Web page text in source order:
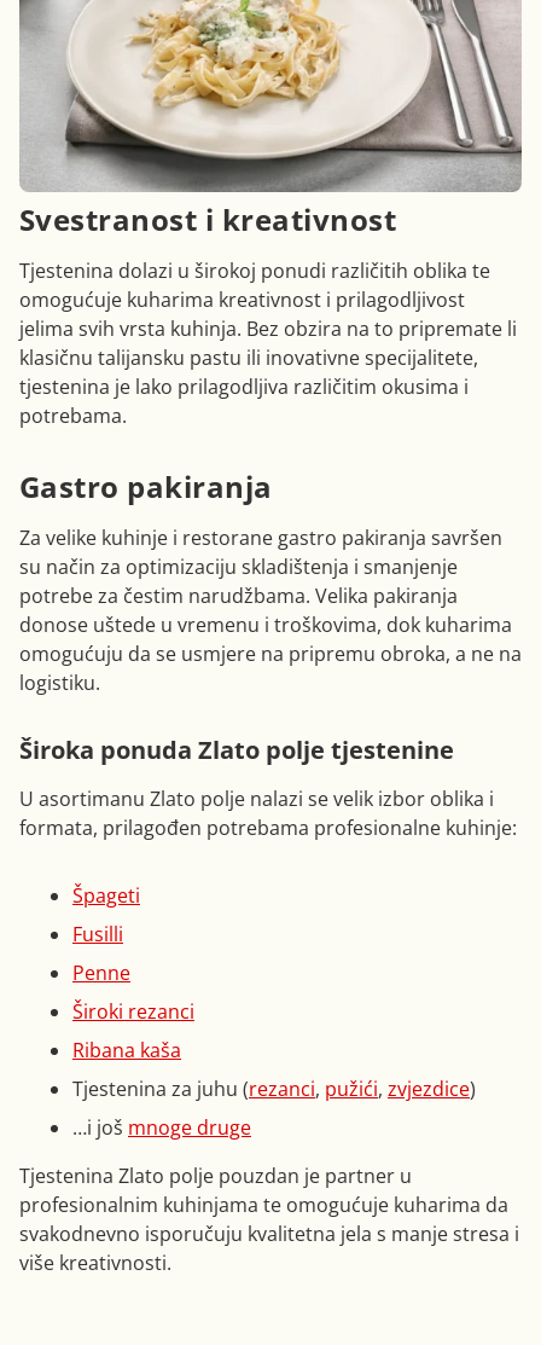
Svestranost i kreativnost
Tjestenina dolazi u širokoj ponudi različitih oblika te
omogućuje kuharima kreativnost i prilagodljivost
jelima svih vrsta kuhinja. Bez obzira na to pripremate li
klasičnu talijansku pastu ili inovativne specijalitete,
tjestenina je lako prilagodljiva različitim okusima i
potrebama.
Gastro pakiranja
Za velike kuhinje i restorane gastro pakiranja savršen
su način za optimizaciju skladištenja i smanjenje
potrebe za čestim narudžbama. Velika pakiranja
donose uštede u vremenu i troškovima, dok kuharima
omogućuju da se usmjere na pripremu obroka, a ne na
logistiku.
Široka ponuda Zlato polje tjestenine
U asortimanu Zlato polje nalazi se velik izbor oblika i
formata, prilagođen potrebama profesionalne kuhinje:
Špageti
Fusilli
Penne
Široki rezanci
Ribana kaša
Tjestenina za juhu (rezanci, pužići, zvjezdice)
…i još mnoge druge
Tjestenina Zlato polje pouzdan je partner u
profesionalnim kuhinjama te omogućuje kuharima da
svakodnevno isporučuju kvalitetna jela s manje stresa i
više kreativnosti.